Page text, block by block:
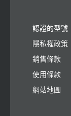
認證的型號
隱私權政策
銷售條款
使用條款
網站地圖